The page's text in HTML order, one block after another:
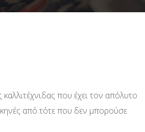
που έχει τον απόλυτο
από τότε που δεν μπορούσε